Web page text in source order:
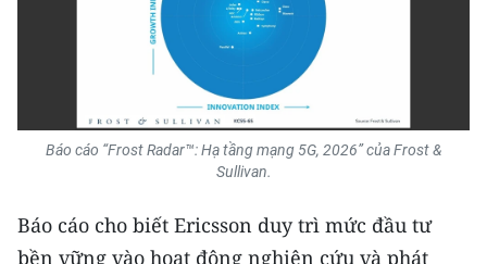
Duyên hải Nam Trung Bộ và Tây
Đông Nam Bộ
Đồng bằng sông Cửu Long
Chuyên trang Hà Nội
Báo cáo “Frost Radar™: Hạ tầng mạng 5G, 2026” của Frost &
Sullivan.
Báo cáo cho biết Ericsson duy trì mức đầu tư
bền vững vào hoạt động nghiên cứu và phát